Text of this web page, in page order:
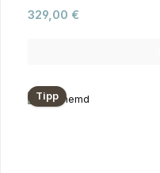
Regulärer Preis:
329,00 €
Tipp